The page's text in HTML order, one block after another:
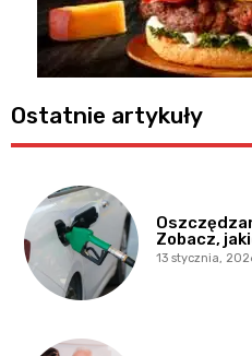
Ostatnie artykuły
Zobacz,
13 stycznia,